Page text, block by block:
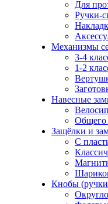
Для
Ручки-
Механизмы
3-4
1-2
Навесные
Общего
Защёлки и
С
Кнобы